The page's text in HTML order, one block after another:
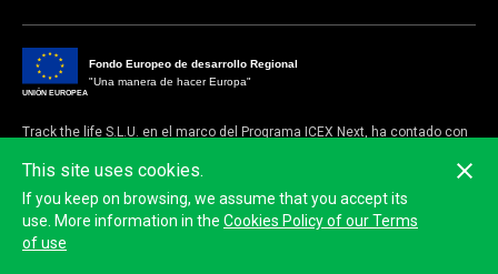
UNIÓN EUROPEA
Fondo Europeo de desarrollo Regional
"Una manera de hacer Europa"
Track the life S.L.U. en el marco del Programa ICEX Next, ha contado con
La finalidad de este apoyo es contribuir al desarrollo internacional de la
empresa y de su entorno
This site uses cookies.
If you keep on browsing, we assume that you accept its
use. More information in the Cookies Policy of our Terms
of use